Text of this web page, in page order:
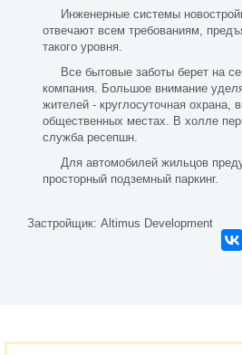
Инженерные системы
отвечают всем требованиям,
такого уровня.
Все бытовые заботы берет на
компания. Большое внимание
жителей - круглосуточная охрана,
общественных местах. В холле
служба ресепшн.
Для автомобилей жильцов
просторный подземный паркинг.
Застройщик: Altimus Development